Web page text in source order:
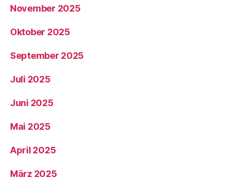
November 2025
Oktober 2025
September 2025
Juli 2025
Juni 2025
Mai 2025
April 2025
März 2025